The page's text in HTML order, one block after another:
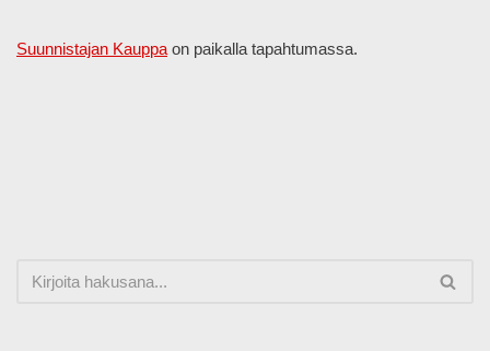
Suunnistajan Kauppa on paikalla tapahtumassa.